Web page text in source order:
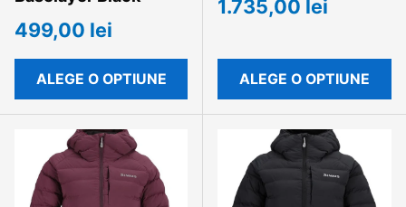
499,00 lei
ALEGE O OPTIUNE
1.735,00 lei
ALEGE O OPTIUNE